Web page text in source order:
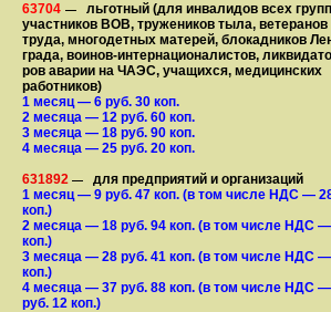
63704 —
льготный (для ин­ва­лидов всех
участ­ников ВОВ, труже­ни­ков тыла, ветеранов
труда, мно­го­­детных матерей, бло­­кад­ни­ков
града, воинов-интернаци­о­на­­ли­стов,
ров аварии на ЧАЭС, уча­щихся, медицинских
работников)
1 месяц— 6 руб. 30 коп.
2 месяца — 12 руб. 60 коп.
3 месяца — 18 руб. 90 коп.
4 месяца — 25 руб. 20 коп.
631892 —
для предприятий и организаций
1 месяц— 9 руб. 47 коп. (в том числе НДС —
коп.)
2 месяца — 18 руб. 94 коп. (в том числе НДС
коп.)
3 месяца — 28 руб. 41 коп. (в том числе НДС
коп.)
4 месяца — 37 руб. 88 коп. (в том числе НДС
руб. 12 коп.)